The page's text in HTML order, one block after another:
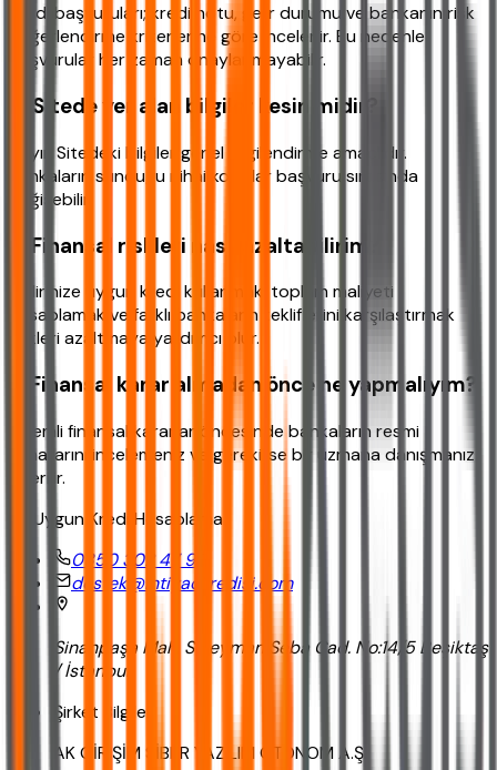
Kredi başvuruları; kredi notu, gelir durumu ve bankanın risk
değerlendirme kriterlerine göre incelenir. Bu nedenle
başvurular her zaman onaylanmayabilir.
Sitede yer alan bilgiler kesin midir?
Hayır. Sitedeki bilgiler genel bilgilendirme amaçlıdır.
Bankaların sunduğu nihai koşullar başvuru sırasında
değişebilir.
Finansal riskleri nasıl azaltabilirim?
Gelirinize uygun kredi kullanmak, toplam maliyeti
hesaplamak ve farklı bankaların tekliflerini karşılaştırmak
riskleri azaltmaya yardımcı olur.
Finansal karar almadan önce ne yapmalıyım?
Önemli finansal kararlar öncesinde bankaların resmi
kanallarını incelemeniz ve gerekirse bir uzmana danışmanız
önerilir.
En Uygun Kredi Hesaplama
0850 302 47 90
destek@ihtiyackredisi.com
Sinanpaşa Mah. Süleyman Seba Cad. No:14/5 Beşiktaş
/ İstanbul
Şirket Bilgileri
AK GİRİŞİM SİBER YAZILIM OTONOM A.Ş.